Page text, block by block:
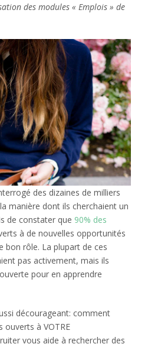
des modules « Emplois » de
des dizaines de milliers
manière dont ils cherchaient un
de constater que 90% des
à de nouvelles opportunités
bon rôle. La plupart de ces
pas activement, mais ils
pour en apprendre
décourageant: comment
ouverts à VOTRE
vous aide à rechercher des